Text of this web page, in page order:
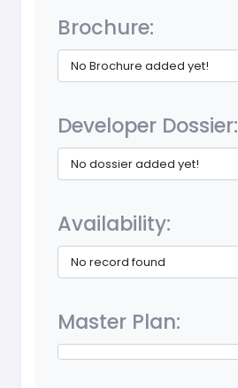
Brochure:
No Brochure added yet!
Developer Dossier:
No dossier added yet!
Availability:
No record found
Master Plan: